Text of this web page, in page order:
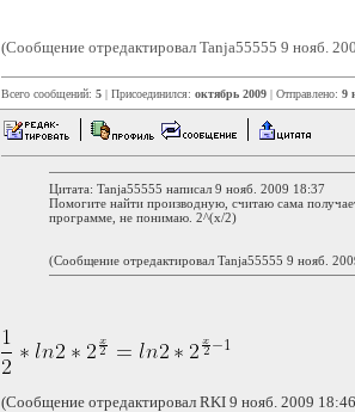
(Сообщение отредактировал Tanja55555 9 нояб.
Всего сообщений: 5 | Присоединился: октябрь 2009 | Отправлено: 9
Цитата: Tanja55555 написал 9 нояб. 2009 18:37
Помогите найти производную, считаю сама
программе, не понимаю. 2^(x/2)
(Сообщение отредактировал Tanja55555 9 нояб.
(Сообщение отредактировал RKI 9 нояб. 2009